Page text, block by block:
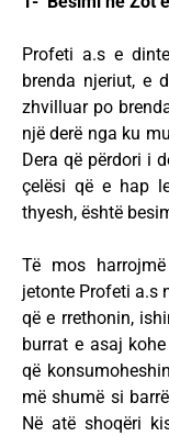
Profeti a.s e
brenda njeriut, e
zhvilluar po
një derë nga ku
Dera që përdori i
çelësi që e hap
thyesh, është
Të mos
jetonte Profeti a.s
që e rrethonin,
burrat e asaj
që
më shumë si
Në atë shoqëri